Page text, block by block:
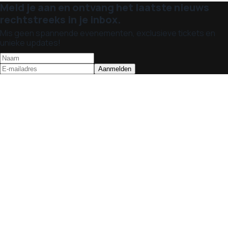
Meld je aan en ontvang het laatste nieuws
rechtstreeks in je inbox.
Mis geen spannende evenementen, exclusieve tickets en
unieke updates!